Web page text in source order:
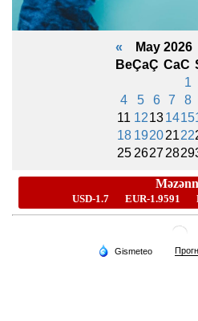
« May 2026
BeÇaÇ CaC
1
4
5 6 7 8
11 12131415
18 19202122
25 2627 2829